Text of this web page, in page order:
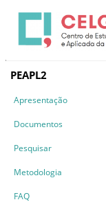
PEAPL2
Apresentação
Documentos
Pesquisar
Metodologia
FAQ